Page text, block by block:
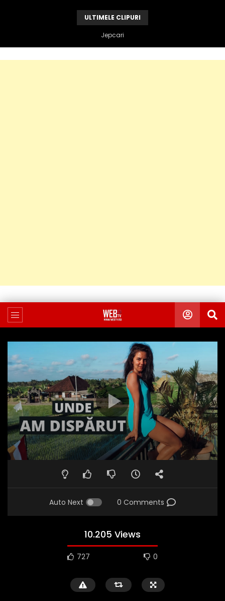
ULTIMELE CLIPURI
Vandame e de vina
Auto Next 0 Comments
10.205 Views
727 0